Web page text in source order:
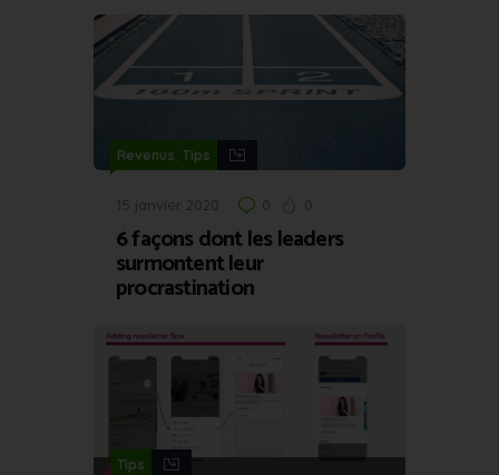
Revenus, Tips
15 janvier 2020 0 0
6 façons dont les leaders
surmontent leur
procrastination
Tips